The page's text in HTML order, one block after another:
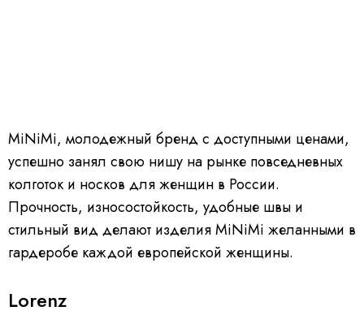
MiNiMi, молодежный бренд с доступными ценами,
успешно занял свою нишу на рынке повседневных
колготок и носков для женщин в России.
Прочность, износостойкость, удобные швы и
стильный вид делают изделия MiNiMi желанными в
гардеробе каждой европейской женщины.
Lorenz